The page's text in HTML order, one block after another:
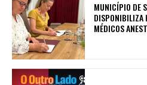
MUNICÍPIO DE
DISPONIBILIZA
MÉDICOS